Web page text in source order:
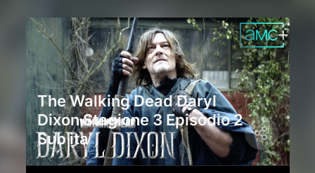
The Walking Dead Daryl
Dixon Stagione 3 Episodio 2
Sub ita